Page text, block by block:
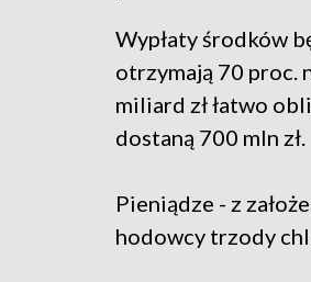
Wypłaty środków
otrzymają 70 proc.
miliard zł łatwo
dostaną 700 mln zł.
Pieniądze - z
hodowcy trzody